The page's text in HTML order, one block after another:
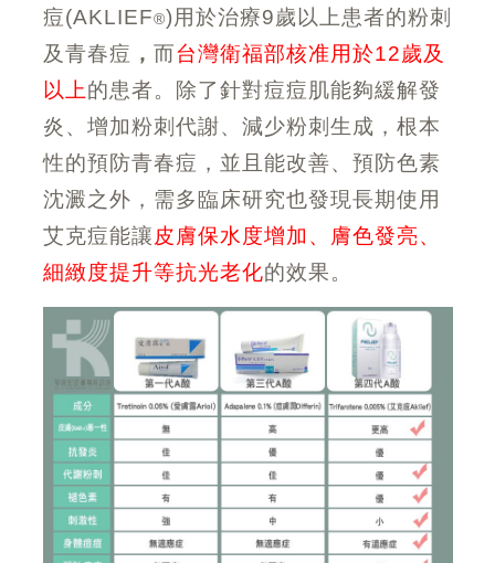
痘(AKLIEF®)用於治療9歲以上患者的粉刺
及青春痘 ， 而台灣衛福部核准用於12歲及
以上的患者。除了針對痘痘肌能夠緩解發
炎、增加粉刺代謝、減少粉刺生成，根本
性的預防青春痘，並且能改善、預防色素
沈澱之外，需多臨床研究也發現長期使用
艾克痘能讓皮膚保水度增加、膚色發亮、
細緻度提升等抗光老化的效果。